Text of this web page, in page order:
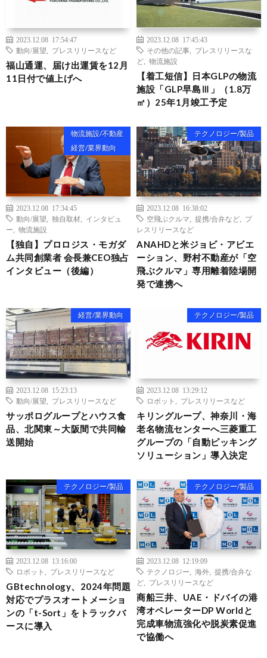
2023.12.08 17:54:47
動向/展望
プレスリリースなど
福山通運、届け出運賃を12月
11日付で値上げへ
2023.12.08 17:45:43
その他の記事
プレスリリースな
ど
物流施設
【着工短信】日本GLPの物流
施設「GLP早島Ⅲ」（1.8万
㎡）25年1月竣工予定
物流施設/不動産
経営/業界動向
2023.12.08 17:34:45
動向/展望
独自取材
インタビュ
ー
物流施設
【独自】プロロジス・モガダ
ム共同創業者 会長兼CEO独占
インタビュー（後編）
テクノロジー/製品
2023.12.08 16:38:02
空飛ぶクルマ
提携/合弁など
プ
レスリリースなど
ANAHDと米ジョビ・アビエ
ーション、野村不動産が「空
飛ぶクルマ」専用離着陸場開
発で連携へ
経営/業界動向
2023.12.08 15:23:13
動向/展望
プレスリリースなど
サッポログループとハウス食
品、北関東～大阪間で共同輸
送開始
テクノロジー/製品
2023.12.08 13:29:12
ロボット
プレスリリースなど
キリングループ、神奈川・海
老名物流センターへ三菱重工
グループの「自動ピッキング
ソリューション」導入決定
テクノロジー/製品
2023.12.08 13:16:00
ロボット
プレスリリースなど
GBtechnology、2024年問題
対応でプラスオートメーショ
ンの「t-Sort」をトラックバ
ースに導入
テクノロジー/製品
2023.12.08 12:19:09
テクノロジー
海外
提携/合弁な
ど
プレスリリースなど
商船三井、UAE・ドバイの港
湾オペレーターDP Worldと
完成車物流強化や脱炭素促進
で協働へ